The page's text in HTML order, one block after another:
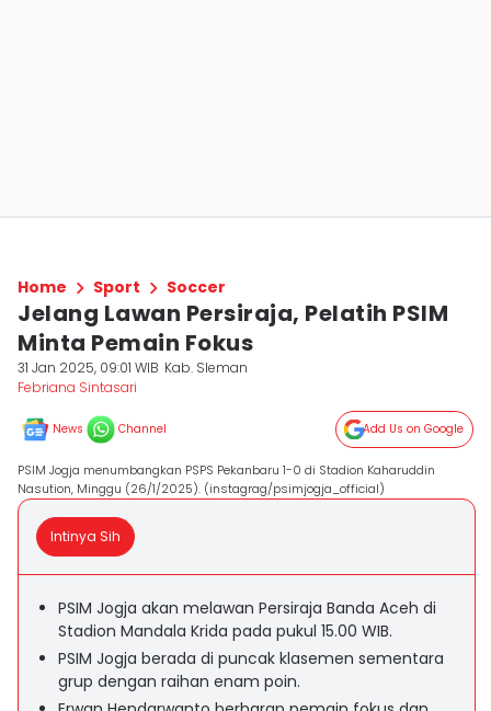
Home Sport Soccer
Jelang Lawan Persiraja, Pelatih PSIM
Minta Pemain Fokus
31 Jan 2025, 09:01 WIB Kab. Sleman
Febriana Sintasari
News Channel Add Us on Google
PSIM Jogja menumbangkan PSPS Pekanbaru 1-0 di Stadion Kaharuddin
Nasution, Minggu (26/1/2025). (instagrag/psimjogja_official)
Intinya Sih
PSIM Jogja akan melawan Persiraja Banda Aceh di
Stadion Mandala Krida pada pukul 15.00 WIB.
PSIM Jogja berada di puncak klasemen sementara
grup dengan raihan enam poin.